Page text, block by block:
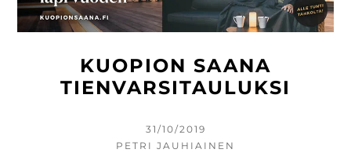
KUOPION SAANA
TIENVARSITAULUKSI
KIRJOITETTU
31/10/2019
KIRJOITTAJA
PETRI JAUHIAINEN